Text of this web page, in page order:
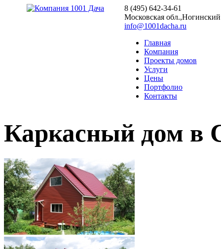
8 (495) 642-34-61
Московская
info@1001dacha.ru
Главная
Компания
Проекты домов
Услуги
Цены
Портфолио
Контакты
Каркасный дом в